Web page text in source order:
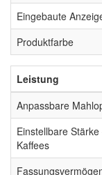
Eingebaute
Produktfarbe
Leistung
Anpassbare
Einstellbare
Kaffees